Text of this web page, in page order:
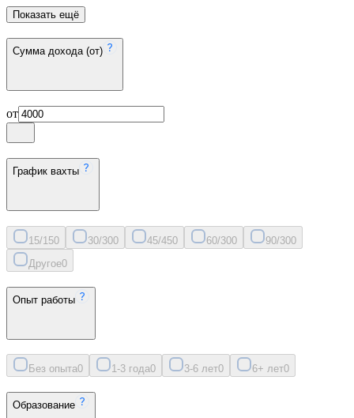
Показать ещё
Сумма дохода (от)
от
График вахты
15/150 30/300 45/450 60/300 90/300
Другое0
Опыт работы
Без опыта0 1-3 года0 3-6 лет0 6+ лет0
Образование